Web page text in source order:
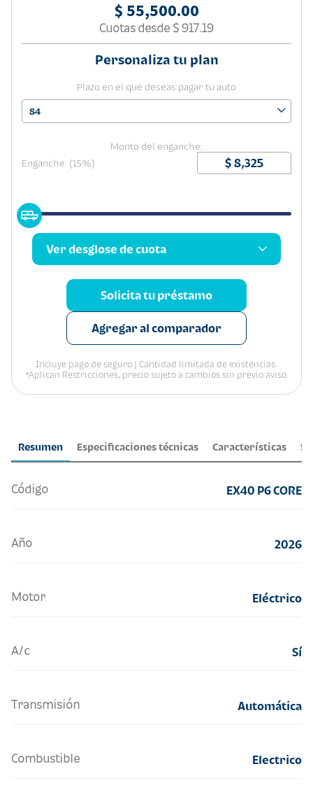
Resumen Especificaciones técnicas Características
Código EX40 P6 CORE
Año 2026
Motor Eléctrico
A/c Sí
Transmisión Automática
Combustible Electrico
$ 55,500.00
Cuotas desde $ 917.19
Personaliza tu plan
Plazo en el que deseas pagar tu auto
84
Monto del enganche:
Enganche: (15%)
Ver desglose de cuota
Solicita tu préstamo
Agregar al comparador
Incluye pago de seguro | Cantidad limitada de existencias.
*Aplican Restricciones, precio sujeto a cambios sin previo aviso.